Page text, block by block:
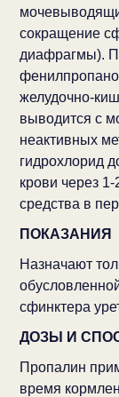
сокращение
диафрагмы).
желудочно-
выводится с
неактивных
гидрохлорид
крови через
средства в
ПОКАЗАНИЯ
Назначают
сфинктера
ДОЗЫ И
Пропалин
время